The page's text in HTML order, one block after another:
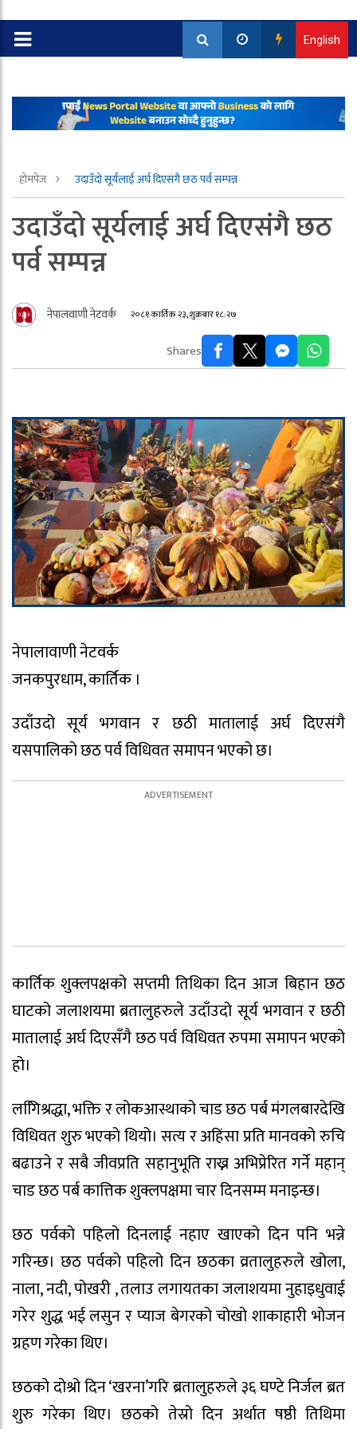
English
होमपेज उदाउँदो सूर्यलाई अर्घ दिएसंगै छठ पर्व सम्पन्न
उदाउँदो सूर्यलाई अर्घ दिएसंगै छठ
पर्व सम्पन्न
नेपालवाणी नेटवर्क २०८१ कार्तिक २३, शुक्रबार १८:२७
Shares
नेपालावाणी नेटवर्क
जनकपुरधाम, कार्तिक ।
उदाँउदो सूर्य भगवान र छठी मातालाई अर्घ दिएसंगै
यसपालिको छठ पर्व विधिवत समापन भएको छ।
कार्तिक शुक्लपक्षको सप्तमी तिथिका दिन आज बिहान छठ
घाटको जलाशयमा ब्रतालुहरुले उदाँउदो सूर्य भगवान र छठी
मातालाई अर्घ दिएसँगै छठ पर्व विधिवत रुपमा समापन भएको
हो।
लगििश्रद्धा, भक्ति र लोकआस्थाको चाड छठ पर्ब मंगलबारदेखि
विधिवत शुरु भएको थियो। सत्य र अहिंसा प्रति मानवको रुचि
बढाउने र सबै जीवप्रति सहानुभूति राख्न अभिप्रेरित गर्ने महान्
चाड छठ पर्ब कात्तिक शुक्लपक्षमा चार दिनसम्म मनाइन्छ।
छठ पर्वको पहिलो दिनलाई नहाए खाएको दिन पनि भन्ने
गरिन्छ। छठ पर्वको पहिलो दिन छठका व्रतालुहरुले खोला,
नाला, नदी, पोखरी , तलाउ लगायतका जलाशयमा नुहाइधुवाई
गरेर शुद्ध भई लसुन र प्याज बेगरको चोखो शाकाहारी भोजन
ग्रहण गरेका थिए।
छठको दोश्रो दिन ‘खरना’गरि ब्रतालुहरुले ३६ घण्टे निर्जल ब्रत
शुरु गरेका थिए। छठको तेस्रो दिन अर्थात षष्ठी तिथिमा